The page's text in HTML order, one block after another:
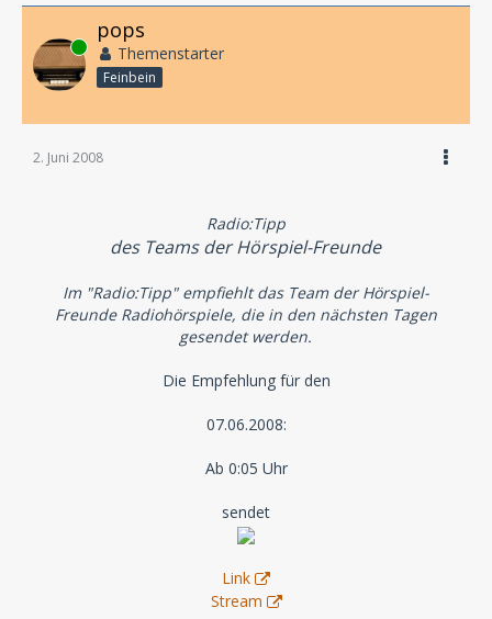
Online
pops
Themenstarter
Feinbein
2. Juni 2008
Radio:Tipp
des Teams der Hörspiel-Freunde
Im "Radio:Tipp" empfiehlt das Team der Hörspiel-
Freunde Radiohörspiele, die in den nächsten Tagen
gesendet werden.
Die Empfehlung für den
07.06.2008:
Ab 0:05 Uhr
sendet
Link
Stream